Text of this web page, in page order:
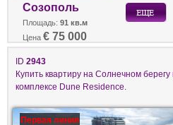
Созополь
Площадь: 91 кв.м
Цена € 75 000
ID 2943
Купить квартиру на Солнечном
комплексе Dune Residence.
Первая линия